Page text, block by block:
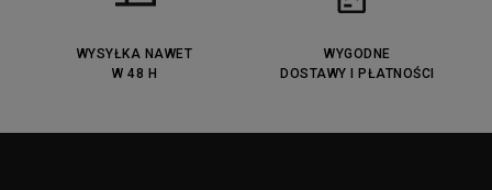
WYSYŁKA NAWET
W 48 H
WYGODNE
DOSTAWY I PŁATNOŚCI